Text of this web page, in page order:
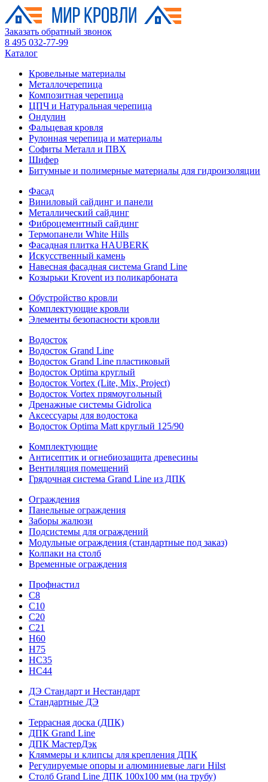
Заказать обратный звонок
8 495 032-77-99
Каталог
Кровельные материалы
Металлочерепица
Композитная черепица
ЦПЧ и Натуральная черепица
Ондулин
Фальцевая кровля
Рулонная черепица и материалы
Софиты Металл и ПВХ
Шифер
Битумные и полимерные материалы для гидроизоляции
Фасад
Виниловый сайдинг и панели
Металлический сайдинг
Фиброцементный сайдинг
Термопанели White Hills
Фасадная плитка HAUBERK
Искусственный камень
Навесная фасадная система Grand Line
Козырьки Krovent из поликарбоната
Обустройство кровли
Комплектующие кровли
Элементы безопасности кровли
Водосток
Водосток Grand Line
Водосток Grand Line пластиковый
Водосток Optima круглый
Водосток Vortex (Lite, Mix, Project)
Водосток Vortex прямоугольный
Дренажные системы Gidrolica
Аксессуары для водостока
Водосток Optima Matt круглый 125/90
Комплектующие
Антисептик и огнебиозащита древесины
Вентиляция помещений
Грядочная система Grand Line из ДПК
Ограждения
Панельные ограждения
Заборы жалюзи
Подсистемы для ограждений
Модульные ограждения (стандартные под заказ)
Колпаки на столб
Временные ограждения
Профнастил
С8
С10
С20
С21
H60
H75
HС35
НС44
ДЭ Стандарт и Нестандарт
Стандартные ДЭ
Террасная доска (ДПК)
ДПК Grand Line
ДПК МастерДэк
Кляммеры и клипсы для крепления ДПК
Регулируемые опоры и алюминиевые лаги Hilst
Столб Grand Line ДПК 100х100 мм (на трубу)